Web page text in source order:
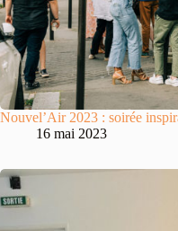
Nouvel’Air 2023 : soirée
16 mai 2023